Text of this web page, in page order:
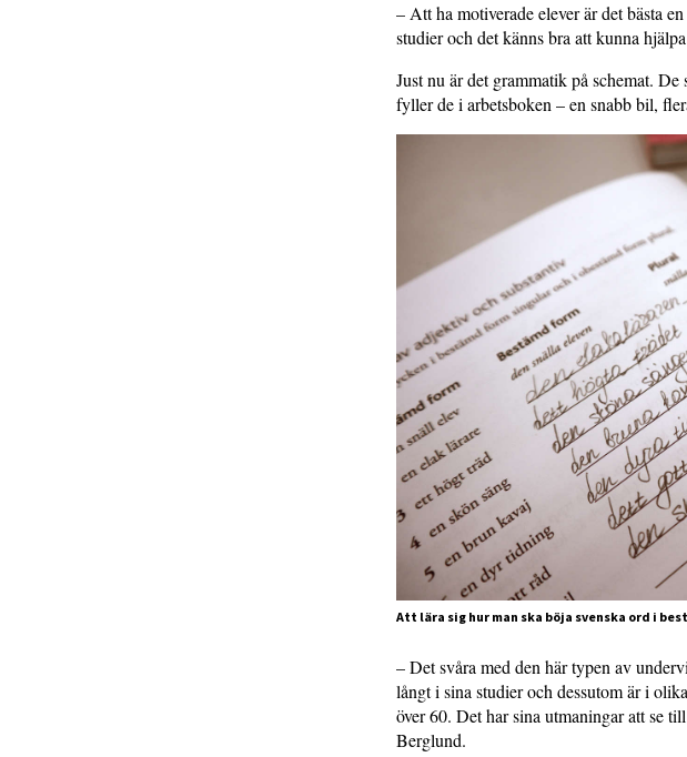
– Att ha motiverade elever är det bästa
studier och det känns bra att kunna
Just nu är det grammatik på schemat.
fyller de i arbetsboken – en snabb bil,
Att lära sig hur man ska böja svenska ord i
– Det svåra med den här typen av
långt i sina studier och dessutom är i
över 60. Det har sina utmaningar att se
Berglund.